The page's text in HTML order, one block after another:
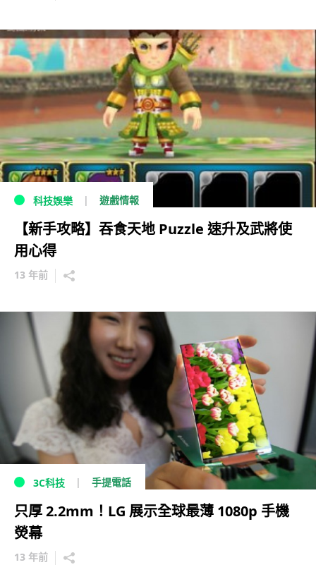
科技娛樂 遊戲情報
【新手攻略】吞食天地 Puzzle 速升及武將使
用心得
13 年前
3C科技 手提電話
只厚 2.2mm！LG 展示全球最薄 1080p 手機
熒幕
13 年前